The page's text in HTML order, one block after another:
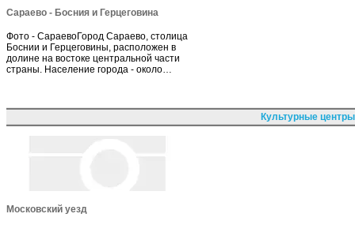
Сараево - Босния и Герцеговина
Фото - СараевоГород Сараево, столица
Боснии и Герцеговины, расположен в
долине на востоке центральной части
страны. Население города - около…
Культурные
Московский уезд